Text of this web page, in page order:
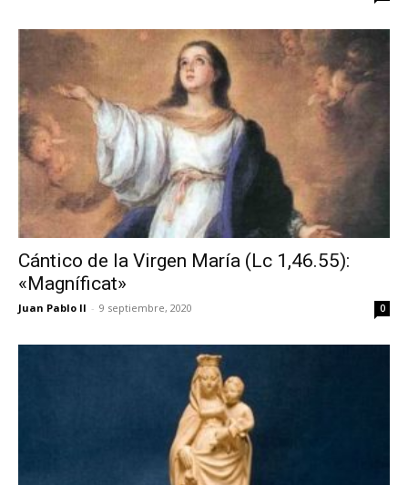
Cántico de la Virgen María (Lc 1,46.55):
«Magníficat»
Juan Pablo II - 9 septiembre, 2020 0